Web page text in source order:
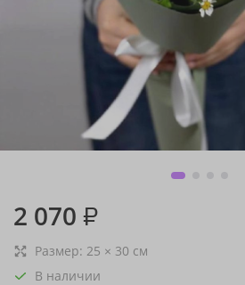
2 070 ₽
Размер: 25 × 30 см
В наличии